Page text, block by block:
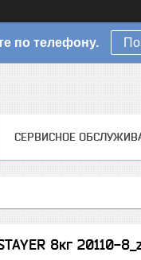
по телефону.
СЕРВИСНОЕ
8кг 20110-